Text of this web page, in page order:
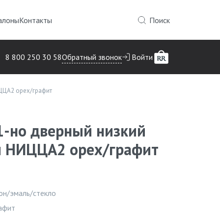
Контакты Поиск
8 800 250 30 58Обратный звонок Войти
орех/графит
но дверный низкий
НИЦЦА2 орех/графит
эмаль/стекло